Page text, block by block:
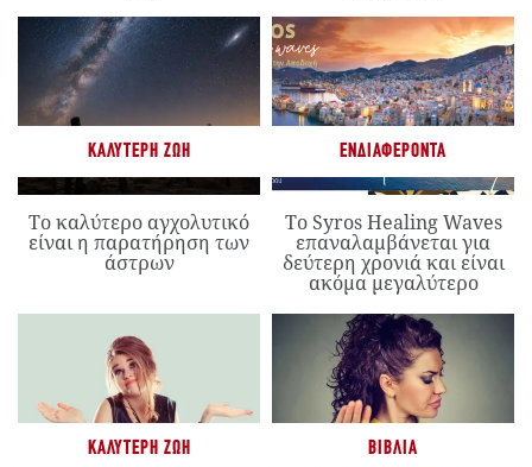
ΚΑΛΎΤΕΡΗ ΖΩΉ
Το καλύτερο αγχολυτικό
είναι η παρατήρηση των
άστρων
ΕΝΔΙΑΦΈΡΟΝΤΑ
Το Syros Healing Waves
επαναλαμβάνεται για
δεύτερη χρονιά και είναι
ακόμα μεγαλύτερο
ΚΑΛΎΤΕΡΗ ΖΩΉ ΒΙΒΛΊΑ